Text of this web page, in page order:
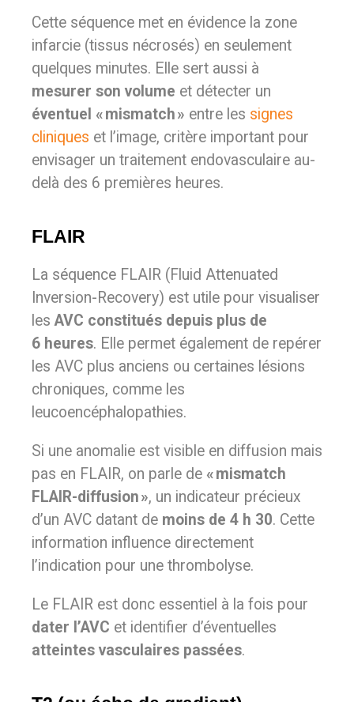
Cette séquence met en évidence la zone
infarcie (tissus nécrosés) en seulement
quelques minutes. Elle sert aussi à
mesurer son volume et détecter un
éventuel « mismatch » entre les signes
cliniques et l’image, critère important pour
envisager un traitement endovasculaire au-
delà des 6 premières heures.
FLAIR
La séquence FLAIR (Fluid Attenuated
Inversion-Recovery) est utile pour visualiser
lesAVC constitués depuis plus de
6 heures. Elle permet également de repérer
les AVC plus anciens ou certaines lésions
chroniques, comme les
leucoencéphalopathies.
Si une anomalie est visible en diffusion mais
pas en FLAIR, on parle de « mismatch
FLAIR-diffusion », un indicateur précieux
d’un AVC datant de moins de 4 h 30. Cette
information influence directement
l’indication pour une thrombolyse.
Le FLAIR est donc essentiel à la fois pour
dater l’AVC et identifier d’éventuelles
atteintes vasculaires passées.